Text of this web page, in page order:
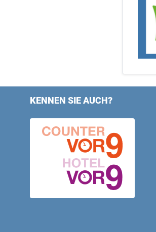
KENNEN SIE AUCH?